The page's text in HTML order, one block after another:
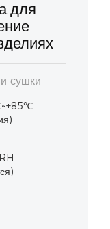
для
сушки